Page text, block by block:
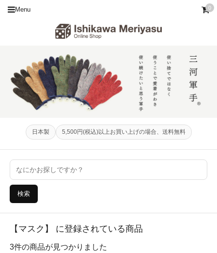
Menu 0
日本製 5,500円(税込)以上お買い上げの場合、送料無料
検索
【マスク】 に登録されている商品
3件の商品が見つかりました